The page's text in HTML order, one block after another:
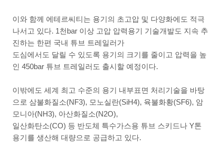
이와 함께 에테르씨티는 용기의 초고압 및 다양화에도 적극
나서고 있다. 1천bar 이상 고압 압력용기 기술개발도 지속 추
진하는 한편 국내 튜브 트레일러가
도심에서도 달릴 수 있도록 용기의 크기를 줄이고 압력을 높
인 450bar 튜브 트레일러도 출시할 예정이다.
이밖에도 세계 최고 수준의 용기 내부표면 처리기술을 바탕
으로 삼불화질소(NF3), 모노실란(SiH4), 육불화황(SF6), 암
모니아(NH3), 아산화질소(N2O),
일산화탄소(CO) 등 반도체 특수가스용 튜브 스키드나 Y톤
용기를 생산해 대량으로 공급하고 있다.